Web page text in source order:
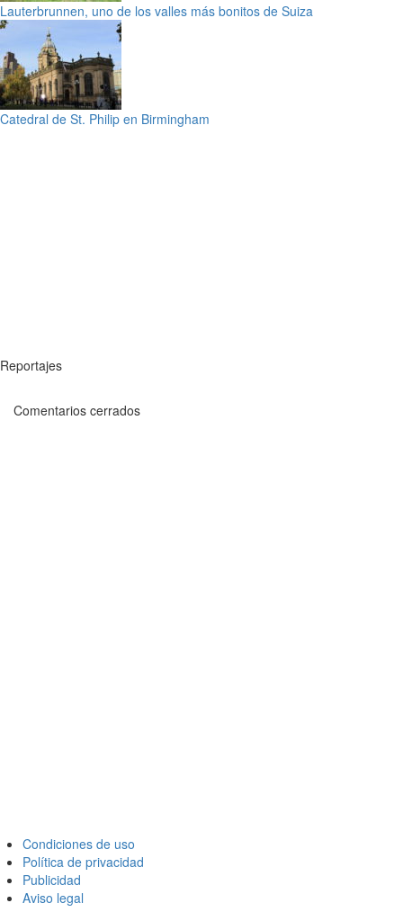
Lauterbrunnen, uno de los valles más bonitos de Suiza
Catedral de St. Philip en Birmingham
Reportajes
Comentarios cerrados
Condiciones de uso
Política de privacidad
Publicidad
Aviso legal